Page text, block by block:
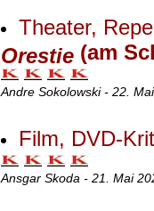
Theater,
Orestie(am
Andre Sokolowski - 22.
Film, DVD-
Ansgar Skoda - 21. Mai